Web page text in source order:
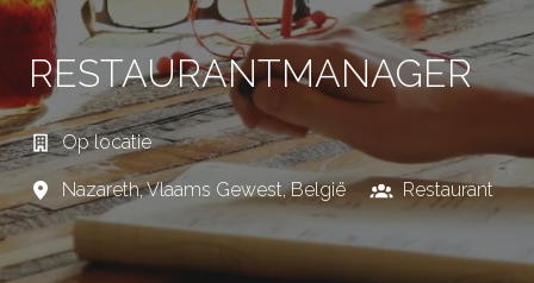
RESTAURANTMANAGER
Op locatie
Nazareth,Vlaams Gewest, België Restaurant